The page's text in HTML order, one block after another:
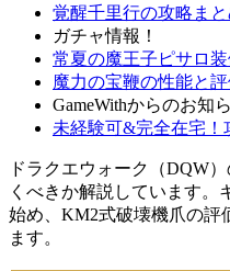
覚醒千里行の攻略まと
ガチャ情報！
常夏の魔王子ピサロ
魔力の宝鞭の性能と評
GameWithからのお知
未経験可&完全在宅！
ドラクエウォーク（DQW
くべきか解説しています。
始め、KM2式破壊機爪の評
ます。